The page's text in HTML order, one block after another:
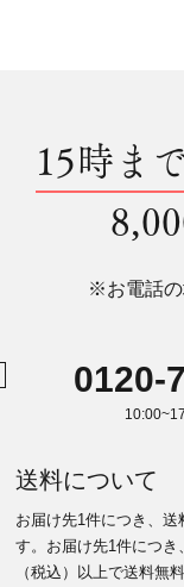
15時ま
※お電話の
0120-
送料について
お届け先1件につき、
す。お届け先1件につき
（税込）以上で送料無